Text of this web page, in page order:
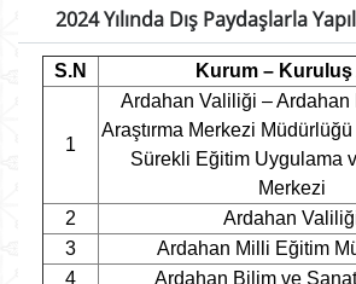
2024 Yılında Dış Paydaşlarla
S.N Kurum – Kuruluş
1
Ardahan Valiliği – Ardahan
Araştırma Merkezi Müdürlüğü
Sürekli Eğitim Uygulama
Merkezi
2
Ardahan
3
Ardahan Milli Eğitim
4
Ardahan Bilim ve